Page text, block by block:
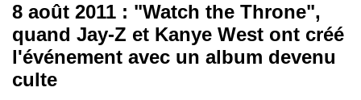
8 août 2011 : "Watch the Throne",
quand Jay-Z et Kanye West ont créé
l'événement avec un album devenu
culte